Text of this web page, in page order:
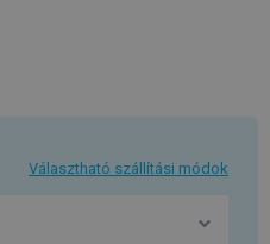
Választható szállítási módok